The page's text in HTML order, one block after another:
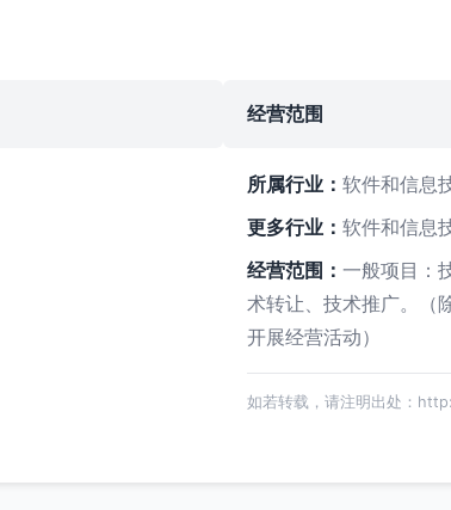
经营范围
所属行业： 软件和信息
更多行业： 软件和信息
经营范围： 一般项目：
术转让、技术推广。（
开展经营活动）
如若转载，请注明出处：